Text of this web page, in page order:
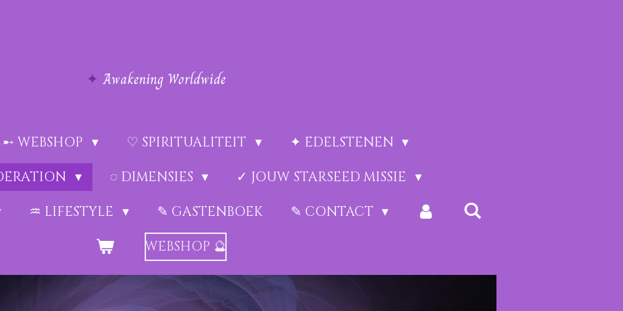
✦ Awakening Worldwide
➸ WEBSHOP ♡ SPIRITUALITEIT
✦ EDELSTENEN
◌ DIMENSIES
✓ JOUW STARSEED MISSIE
♒︎ LIFESTYLE ✎ GASTENBOEK
✎ CONTACT
WEBSHOP 🔮